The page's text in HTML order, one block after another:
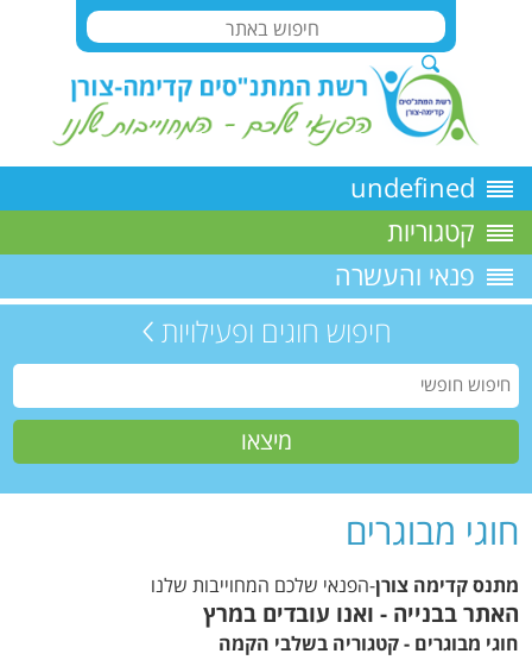
undefined
קטגוריות
פנאי והעשרה
חיפוש חוגים ופעילויות
חוגי מבוגרים
מתנס קדימה צורן-הפנאי שלכם המחוייבות שלנו
האתר בבנייה - ואנו עובדים במרץ
חוגי מבוגרים - קטגוריה בשלבי הקמה